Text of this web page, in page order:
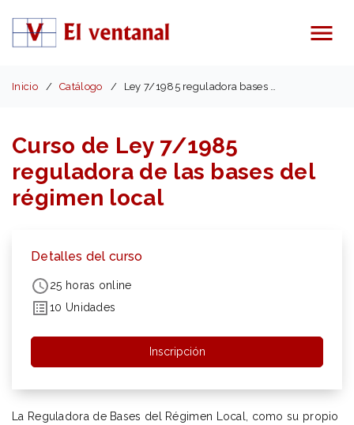
Menú
Inicio Catálogo Ley 7/1985 reguladora bases del régimen local
Curso de Ley 7/1985
reguladora de las bases del
régimen local
Detalles del curso
25 horas online
10 Unidades
Inscripción
La Reguladora de Bases del Régimen Local, como su propio